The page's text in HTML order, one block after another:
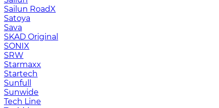
Sailun RoadX
Satoya
Sava
SKAD Original
SONIX
SRW
Starmaxx
Startech
Sunfull
Sunwide
Tech Line